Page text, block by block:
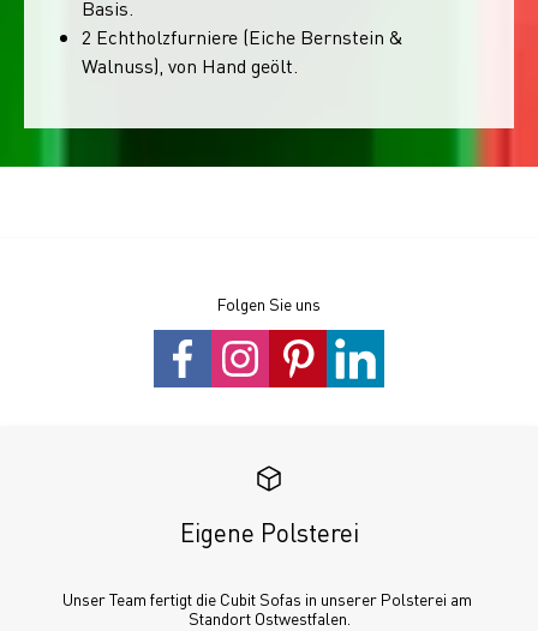
Basis.
2 Echtholzfurniere (Eiche Bernstein &
Walnuss), von Hand geölt.
Folgen Sie uns
Eigene Polsterei
Unser Team fertigt die Cubit Sofas in unserer Polsterei am
Standort Ostwestfalen.